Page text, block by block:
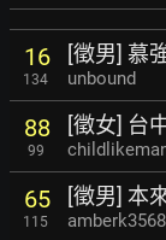
16
134
[徵男] 慕
unbound
88
99
[徵女] 台
65
115
[徵男] 本
amberk3568